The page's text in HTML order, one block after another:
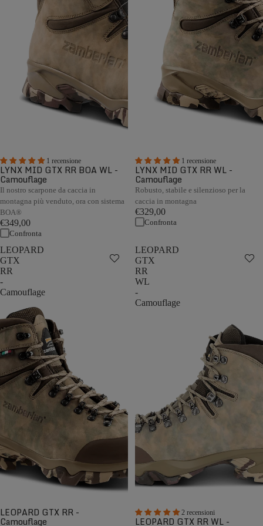
1 recensione
LYNX MID GTX RR BOA WL -
Camouflage
Il nostro scarpone da caccia in
montagna più venduto, ora con sistema
BOA®
€349,00
Confronta
1 recensione
LYNX MID GTX RR WL -
Camouflage
Robusto, stabile e silenzioso per la
caccia in montagna
€329,00
Confronta
LEOPARD
GTX
RR
-
Camouflage
LEOPARD GTX RR -
Camouflage
LEOPARD
GTX
RR
WL
-
Camouflage
2 recensioni
LEOPARD GTX RR WL -